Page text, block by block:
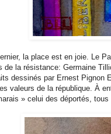
la place est en joie. Le
de la résistance: Germaine
dessinés par Ernest
valeurs de la république. À
» celui des déportés,